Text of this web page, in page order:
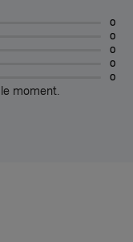
0
0
0
0
0
moment.